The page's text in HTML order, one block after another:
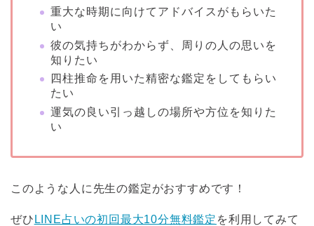
重大な時期に向けてアドバイスがもらいた
い
彼の気持ちがわからず、周りの人の思いを
知りたい
四柱推命を用いた精密な鑑定をしてもらい
たい
運気の良い引っ越しの場所や方位を知りた
い
このような人に先生の鑑定がおすすめです！
ぜひ LINE占いの初回最大10分無料鑑定 を利用してみて